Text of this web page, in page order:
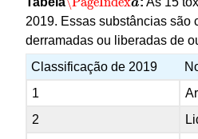
a
\PageIndexa
2019. Essas substâncias são
derramadas ou liberadas de
Classificação de 2019
1
2